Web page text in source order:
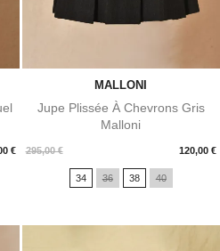
€
MALLONI
Jupe Plissée À Chevrons Gris
Malloni
295,00 € 120,00 €
Prix
34 36 38 40